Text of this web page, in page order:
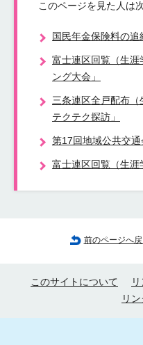
このページを見た人は
国民年金保険料の追
富士連区回覧（生涯
ング大会」
三条連区全戸配布（
テクテク探訪」
第17回地域公共交
富士連区回覧（生涯
前のページへ
このサイトについて
リ